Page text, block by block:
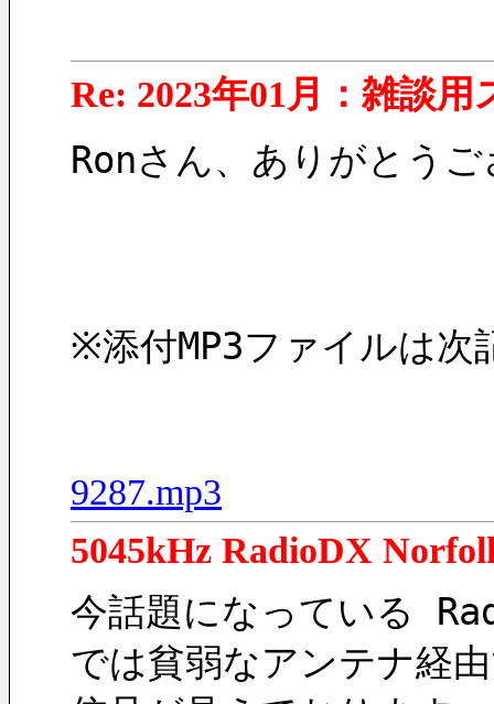
Re: 2023年01月：雑談用
Ronさん、ありがとう
※添付MP3ファイルは次
9287.mp3
5045kHz RadioDX
今話題になっている
では貧弱なアンテナ経